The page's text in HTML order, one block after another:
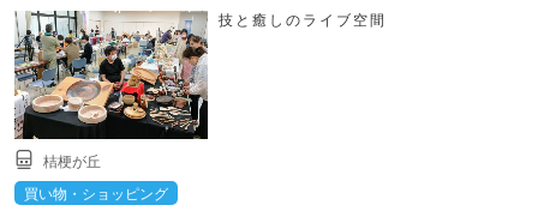
技と癒しのライブ空間
桔梗が丘
買い物・ショッピング